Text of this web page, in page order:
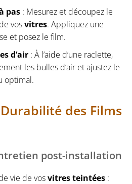
pas : Mesurez et découpez le
vosvitres. Appliquez une
et posez le film.
d’air : À l’aide d’une raclette,
les bulles d’air et ajustez le
optimal.
des Films
post-installation
vie de vosvitres teintées :